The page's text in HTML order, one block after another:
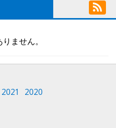
ません。
2021 2020